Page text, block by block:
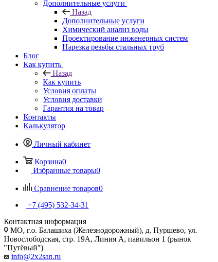
Дополнительные услуги
Назад
Дополнительные услуги
Химический анализ воды
Проектирование инженерных систем
Нарезка резьбы стальных труб
Блог
Как купить
Назад
Как купить
Условия оплаты
Условия доставки
Гарантия на товар
Контакты
Калькулятор
Личный кабинет
Корзина0
Избранные товары0
Сравнение товаров0
+7 (495) 532‑34‑31
Контактная информация
МО, г.о. Балашиха (Железнодорожный), д. Пуршево, ул.
Новослободская, стр. 19А, Линия А, павильон 1 (рынок
"Путёвый")
info@2x2san.ru